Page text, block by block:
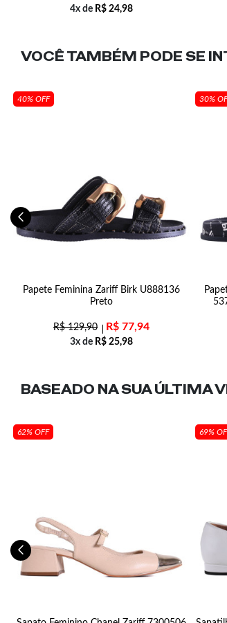
4x de R$ 24,98
VOCÊ TAMBÉM PODE SE
40% OFF
Papete Feminina Zariff Birk U888136
Preto
R$129,90 R$ 77,94
3x de R$ 25,98
30%
BASEADO NA SUAÚLTIMA
62% OFF 69%